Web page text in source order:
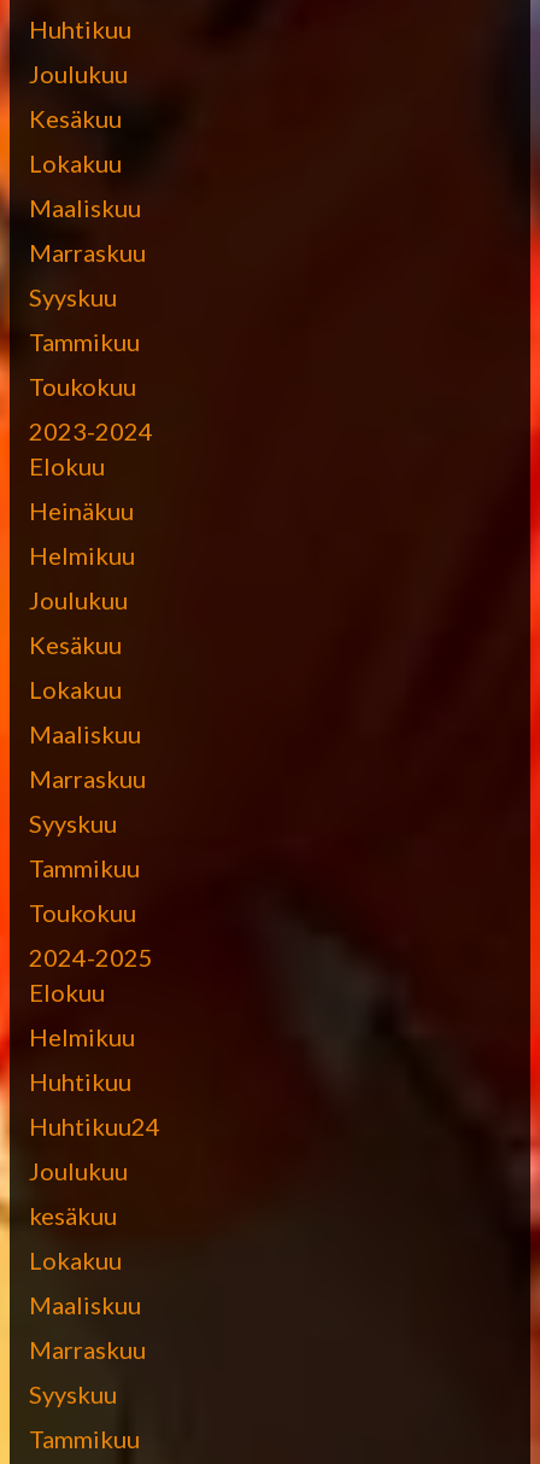
Huhtikuu
Joulukuu
Kesäkuu
Lokakuu
Maaliskuu
Marraskuu
Syyskuu
Tammikuu
Toukokuu
2023-2024
Elokuu
Heinäkuu
Helmikuu
Joulukuu
Kesäkuu
Lokakuu
Maaliskuu
Marraskuu
Syyskuu
Tammikuu
Toukokuu
2024-2025
Elokuu
Helmikuu
Huhtikuu
Huhtikuu24
Joulukuu
kesäkuu
Lokakuu
Maaliskuu
Marraskuu
Syyskuu
Tammikuu